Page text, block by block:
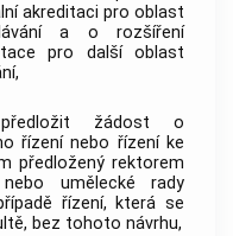
akreditaci pro oblast
a o rozšíření
pro další oblast
žádost o
řízení nebo řízení ke
předložený rektorem
umělecké rady
řízení, která se
bez tohoto návrhu,